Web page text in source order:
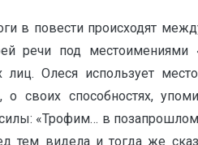
в повести происходят
речи под местоимениями
лиц. Олеся использует
о своих способностях,
«Трофим… в
тем видела и тогда же